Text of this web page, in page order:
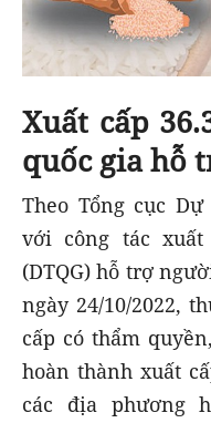
Xuất cấp
quốc gia hỗ
Theo Tổng cục
với công tác
(DTQG) hỗ trợ
ngày 24/10/2022,
cấp có thẩm
hoàn thành xuất
các địa phương